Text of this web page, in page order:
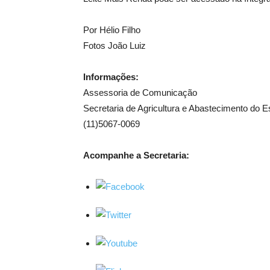
Por Hélio Filho
Fotos João Luiz
Informações:
Assessoria de Comunicação
Secretaria de Agricultura e Abastecimento do
(11)5067-0069
Acompanhe a Secretaria: